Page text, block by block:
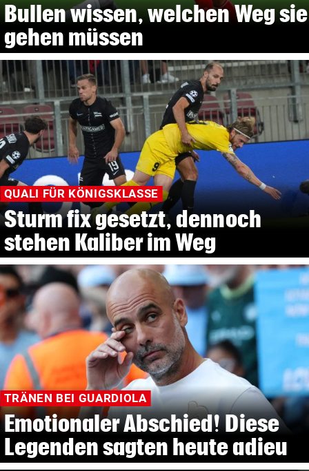
Bullen wissen, welchen Weg sie
gehen müssen
QUALI FÜR KÖNIGSKLASSE
Sturm fix gesetzt, dennoch
stehen Kaliber im Weg
TRÄNEN BEI GUARDIOLA
Emotionaler Abschied! Diese
Legenden sagten heute adieu